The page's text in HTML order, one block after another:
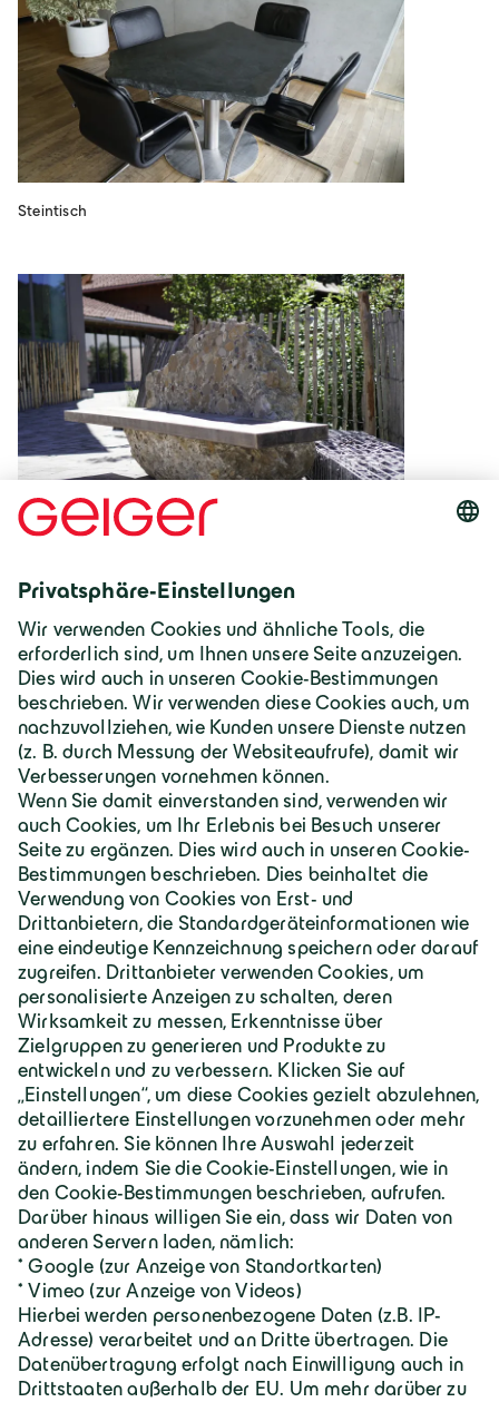
Steintisch
Deutschland | Deutsch
Geiger Gruppe
Über Geiger
Karriere
Geiger Gruppe